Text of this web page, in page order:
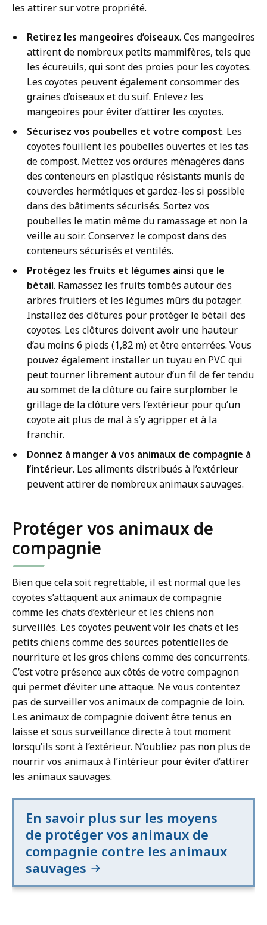
les attirer sur votre propriété.
Retirez les mangeoires d’oiseaux. Ces mangeoires
attirent de nombreux petits mammifères, tels que
les écureuils, qui sont des proies pour les coyotes.
Les coyotes peuvent également consommer des
graines d’oiseaux et du suif. Enlevez les
mangeoires pour éviter d’attirer les coyotes.
Sécurisez vos poubelles et votre compost. Les
coyotes fouillent les poubelles ouvertes et les tas
de compost. Mettez vos ordures ménagères dans
des conteneurs en plastique résistants munis de
couvercles hermétiques et gardez-les si possible
dans des bâtiments sécurisés. Sortez vos
poubelles le matin même du ramassage et non la
veille au soir. Conservez le compost dans des
conteneurs sécurisés et ventilés.
Protégez les fruits et légumes ainsi que le
bétail. Ramassez les fruits tombés autour des
arbres fruitiers et les légumes mûrs du potager.
Installez des clôtures pour protéger le bétail des
coyotes. Les clôtures doivent avoir une hauteur
d’au moins 6 pieds (1,82 m) et être enterrées. Vous
pouvez également installer un tuyau en PVC qui
peut tourner librement autour d’un fil de fer tendu
au sommet de la clôture ou faire surplomber le
grillage de la clôture vers l’extérieur pour qu’un
coyote ait plus de mal à s’y agripper et à la
franchir.
Donnez à manger à vos animaux de compagnie à
l’intérieur. Les aliments distribués à l’extérieur
peuvent attirer de nombreux animaux sauvages.
Protéger vos animaux de
compagnie
Bien que cela soit regrettable, il est normal que les
coyotes s’attaquent aux animaux de compagnie
comme les chats d’extérieur et les chiens non
surveillés. Les coyotes peuvent voir les chats et les
petits chiens comme des sources potentielles de
nourriture et les gros chiens comme des concurrents.
C’est votre présence aux côtés de votre compagnon
qui permet d’éviter une attaque. Ne vous contentez
pas de surveiller vos animaux de compagnie de loin.
Les animaux de compagnie doivent être tenus en
laisse et sous surveillance directe à tout moment
lorsqu’ils sont à l’extérieur. N’oubliez pas non plus de
nourrir vos animaux à l’intérieur pour éviter d’attirer
les animaux sauvages.
En savoir plus sur les moyens
de protéger vos animaux de
compagnie contre les animaux
sauvages